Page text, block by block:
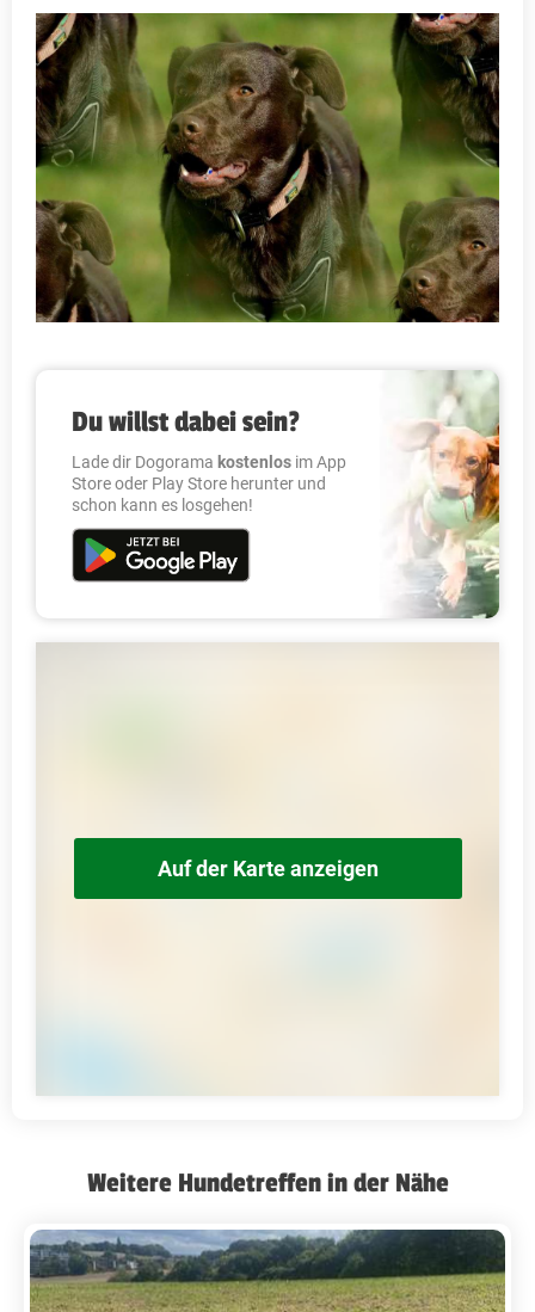
Du willst dabei sein?
Lade dir Dogorama kostenlos im App
Store oder Play Store herunter und
schon kann es losgehen!
Auf der Karte anzeigen
Weitere Hundetreffen in der Nähe